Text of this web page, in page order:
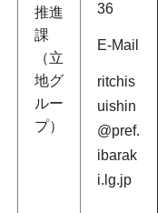
推進
課
（立
地グ
ルー
プ）
36
E-Mail
ritchis
uishin
@pref.
ibarak
i.lg.jp